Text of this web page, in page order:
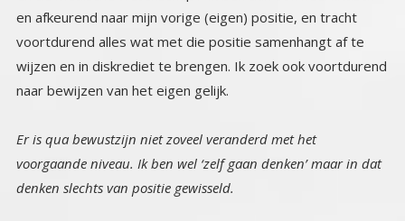
naar bewijzen van het eigen gelijk.
Er is qua bewustzijn niet zoveel veranderd met het
voorgaande niveau. Ik ben wel ‘zelf gaan denken’ maar in dat
denken slechts van positie gewisseld.